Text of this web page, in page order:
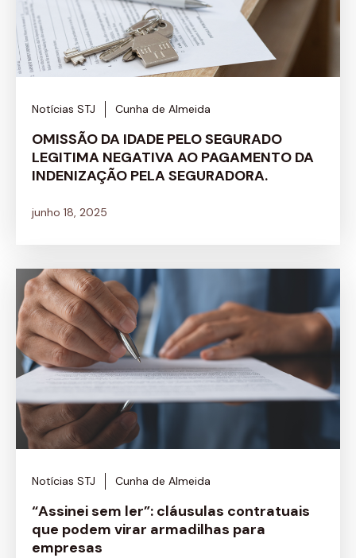
Notícias STJ Cunha de Almeida
OMISSÃO DA IDADE PELO SEGURADO
LEGITIMA NEGATIVA AO PAGAMENTO DA
INDENIZAÇÃO PELA SEGURADORA.
junho 18, 2025
Notícias STJ Cunha de Almeida
“Assinei sem ler”: cláusulas contratuais
que podem virar armadilhas para
empresas